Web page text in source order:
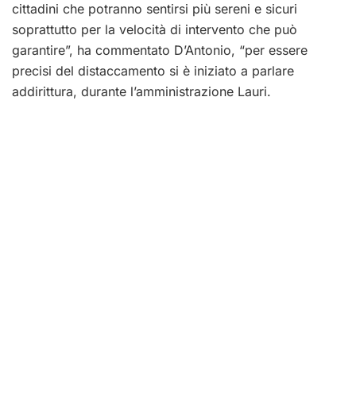
cittadini che potranno sentirsi più sereni e sicuri
soprattutto per la velocità di intervento che può
garantire”, ha commentato D’Antonio, “per essere
precisi del distaccamento si è iniziato a parlare
addirittura, durante l’amministrazione Lauri.